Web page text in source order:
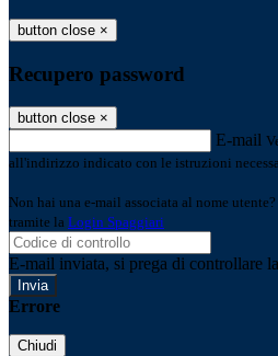
button close ×
Recupero password
button close ×
E-mail
all'indirizzo indicato con le istruzioni
Non hai una e-mail associata al nome
tramite la Login Spaggiari
E-mail inviata, si prega di controllare
Errore
Chiudi